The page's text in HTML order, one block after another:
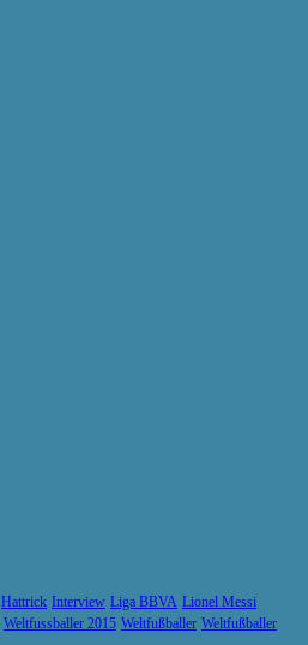
Hattrick Interview Liga BBVA Lionel Messi
Weltfussballer 2015 Weltfußballer Weltfußballer